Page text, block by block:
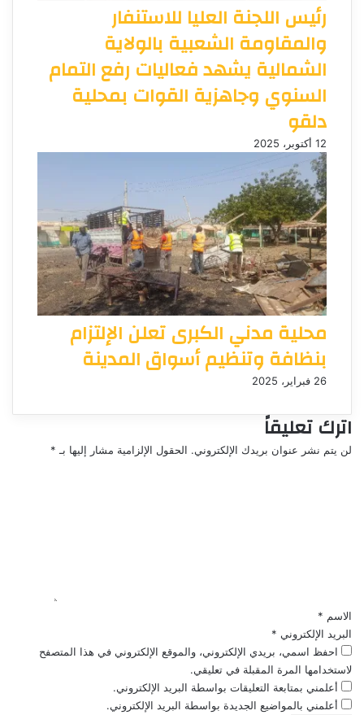
رئيس اللجنة العليا للاستنفار
والمقاومة الشعبية بالولاية
الشمالية يشهد فعاليات رفع التمام
السنوي وجاهزية القوات بمحلية
دلقو
12 أكتوبر، 2025
محلية مدني الكبرى تعلن الإلتزام
بنظافة وتنظيم أسواق المدينة
26 فبراير، 2025
اترك تعليقاً
لن يتم نشر عنوان بريدك الإلكتروني. الحقول الإلزامية مشار إليها بـ *
الاسم *
البريد الإلكتروني *
احفظ اسمي، بريدي الإلكتروني، والموقع الإلكتروني في هذا المتصفح
لاستخدامها المرة المقبلة في تعليقي.
أعلمني بمتابعة التعليقات بواسطة البريد الإلكتروني.
أعلمني بالمواضيع الجديدة بواسطة البريد الإلكتروني.